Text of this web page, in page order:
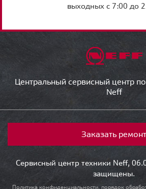
выходных с 7:00 до
Центральный сервисный центр
Neff
Заказать ремонт
Сервисный центр техники Neff,
защищены.
Политика конфиденциальности, порядок